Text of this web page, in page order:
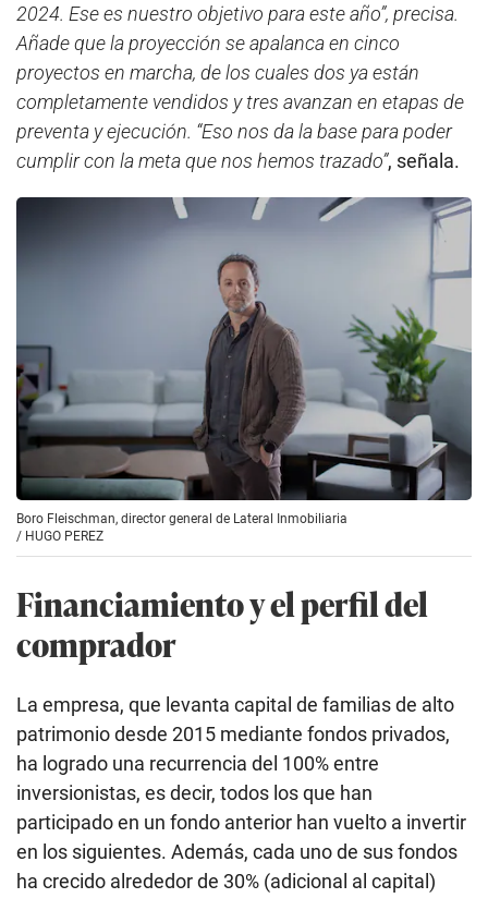
2024. Ese es nuestro objetivo para este año”, precisa.
Añade que la proyección se apalanca en cinco
proyectos en marcha, de los cuales dos ya están
completamente vendidos y tres avanzan en etapas de
preventa y ejecución. “Eso nos da la base para poder
cumplir con la meta que nos hemos trazado”, señala.
Boro Fleischman, director general de Lateral Inmobiliaria
/ HUGO PEREZ
Financiamiento y el perfil del
comprador
La empresa, que levanta capital de familias de alto
patrimonio desde 2015 mediante fondos privados,
ha logrado una recurrencia del 100% entre
inversionistas, es decir, todos los que han
participado en un fondo anterior han vuelto a invertir
en los siguientes. Además, cada uno de sus fondos
ha crecido alrededor de 30% (adicional al capital)